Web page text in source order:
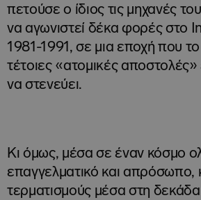
πετούσε ο ίδιος τις μηχανές
να αγωνιστεί δέκα φορές στο
1981-1991, σε μια εποχή που
τέτοιες «ατομικές αποστολές»
να στενεύει.
Κι όμως, μέσα σε έναν κόσμο
επαγγελματικό και
τερματισμούς μέσα στη